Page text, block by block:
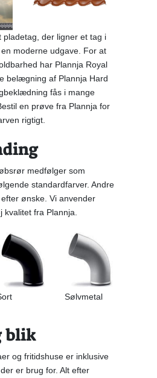
pladetag, der ligner et tag i
moderne udgave. For at
har Plannja Royal
belægning af Plannja Hard
fås i mange
en prøve fra Plannja for
rigtigt.
medfølger som
standardfarver. Andre
ønske. Vi anvender
fra Plannja.
Sølvmetal
blik
og fritidshuse er inklusive
er brug for. Alt efter